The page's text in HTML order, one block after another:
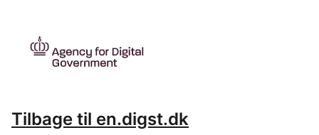
Tilbage til en.digst.dk